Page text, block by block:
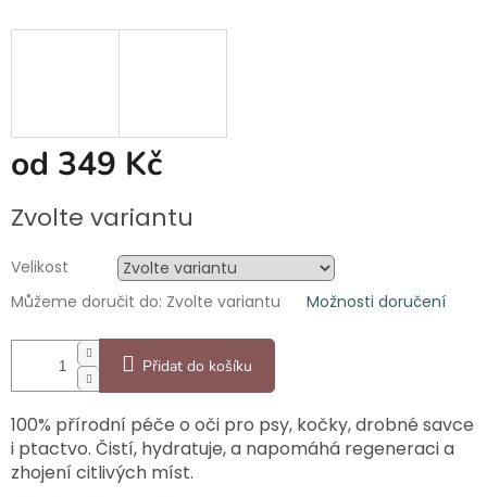
od 349 Kč
cena:
Zvolte variantu
Velikost
Můžeme doručit do: Zvolte variantu Možnosti doručení
Přidat do košíku
100% přírodní péče o oči pro psy, kočky, drobné savce
i ptactvo. Čistí, hydratuje, a napomáhá regeneraci a
zhojení citlivých míst.